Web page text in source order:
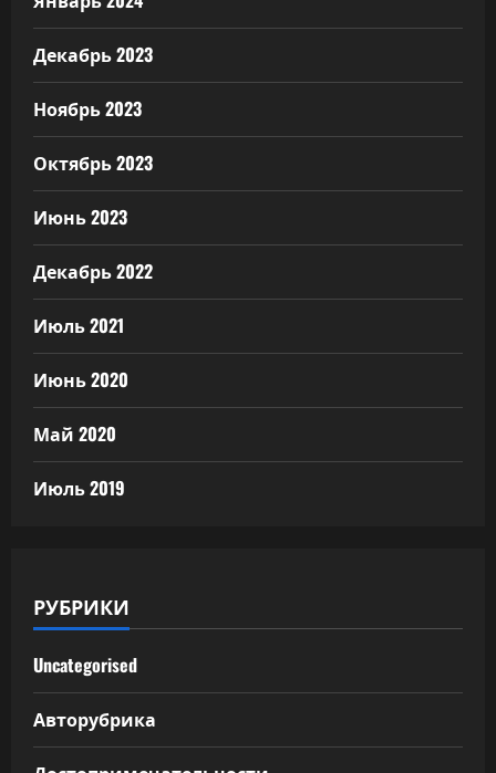
Декабрь 2023
Ноябрь 2023
Октябрь 2023
Июнь 2023
Декабрь 2022
Июль 2021
Июнь 2020
Май 2020
Июль 2019
РУБРИКИ
Uncategorised
Авторубрика